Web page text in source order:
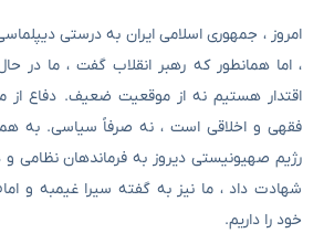
امروز ، جمهوری اسلامی ایران به درستی
، اما همانطور که رهبر انقلاب گفت ، ما در
اقتدار هستیم نه از موقعیت ضعیف. دفاع از
فقهی و اخلاقی است ، نه صرفاً سیاسی. به
رژیم صهیونیستی دیروز به فرماندهان نظامی
شهادت داد ، ما نیز به گفته سیرا غیمبه و
خود را داریم.